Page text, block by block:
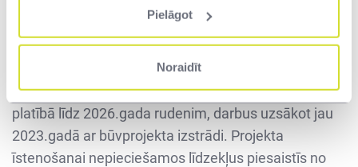
Pielāgot
Noraidīt
Jauna RŠV punkta izbūve uzlabos arī dienestu
darbinieku un robežšķērsotāju drošību un paātrinās
un vienkāršos muitošanas procesu.
Jauno infrastruktūru plānots izveidot 5,9 ha lielā
platībā līdz 2026.gada rudenim, darbus uzsākot jau
2023.gadā ar būvprojekta izstrādi. Projekta
īstenošanai nepieciešamos līdzekļus piesaistīs no